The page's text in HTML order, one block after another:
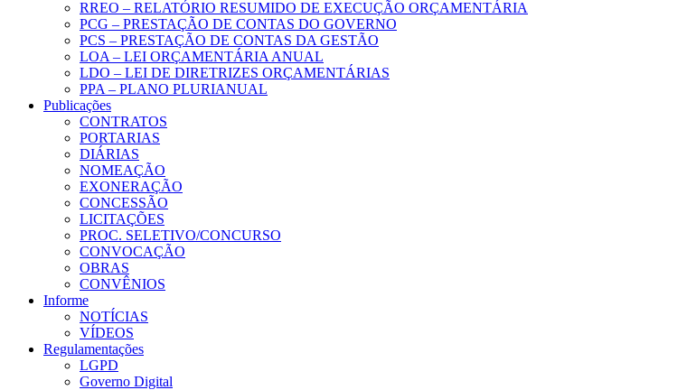
RREO – RELATÓRIO RESUMIDO DE EXECUÇÃO ORÇAMENTÁRIA
PCG – PRESTAÇÃO DE CONTAS DO GOVERNO
PCS – PRESTAÇÃO DE CONTAS DA GESTÃO
LOA – LEI ORÇAMENTÁRIA ANUAL
LDO – LEI DE DIRETRIZES ORÇAMENTÁRIAS
PPA – PLANO PLURIANUAL
Publicações
CONTRATOS
PORTARIAS
DIÁRIAS
NOMEAÇÃO
EXONERAÇÃO
CONCESSÃO
LICITAÇÕES
PROC. SELETIVO/CONCURSO
CONVOCAÇÃO
OBRAS
CONVÊNIOS
Informe
NOTÍCIAS
VÍDEOS
Regulamentações
LGPD
Governo Digital